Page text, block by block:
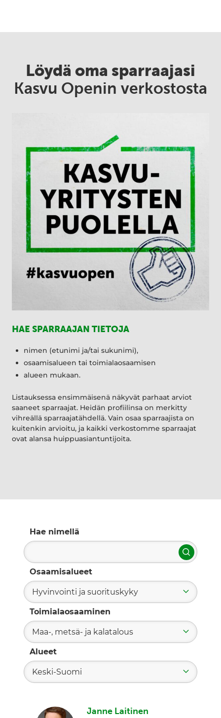
Löydä oma sparraajasi
Kasvu Openin verkostosta
HAE SPARRAAJAN TIETOJA
nimen (etunimi ja/tai sukunimi),
osaamisalueen tai toimialaosaamisen
alueen mukaan.
Listauksessa ensimmäisenä näkyvät parhaat arviot
saaneet sparraajat. Heidän profiilinsa on merkitty
vihreällä sparraajatähdellä. Vain osaa sparraajista on
kuitenkin arvioitu, ja kaikki verkostomme sparraajat
ovat alansa huippuasiantuntijoita.
Hae nimellä
Hae
Osaamisalueet
Hyvinvointi ja suorituskyky
Toimialaosaaminen
Maa-, metsä- ja kalatalous
Alueet
Keski-Suomi
Janne Laitinen